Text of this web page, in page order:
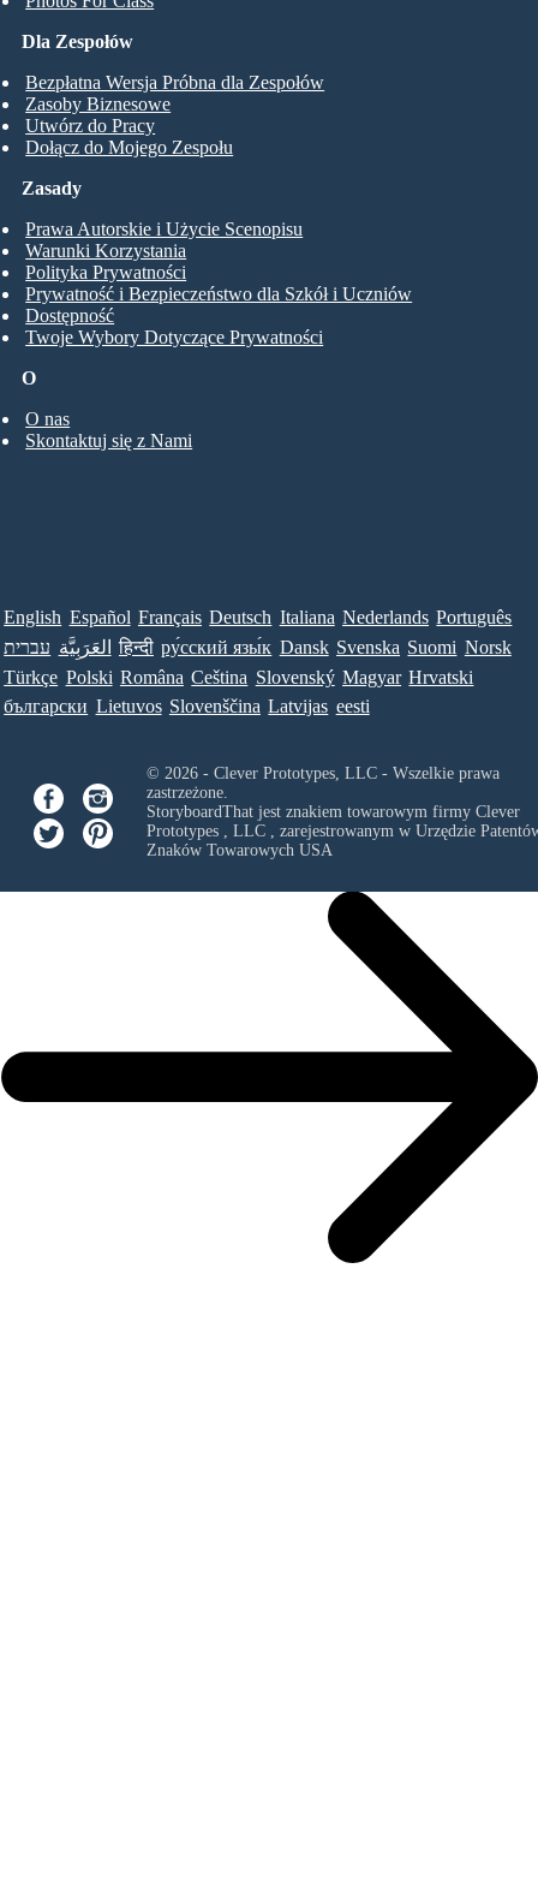
Dla Zespołów
Bezpłatna Wersja Próbna dla Zespołów
Zasoby Biznesowe
Utwórz do Pracy
Dołącz do Mojego Zespołu
O
O nas
Skontaktuj się z Nami
Zasady
Prawa Autorskie i Użycie Scenopisu
Warunki Korzystania
Polityka Prywatności
Prywatność i Bezpieczeństwo dla Szkół i Uczniów
Dostępność
Twoje Wybory Dotyczące Prywatności
English Español Français Deutsch Italiana Nederlands Português
עברית العَرَبِيَّة हिन्दी ру́сский язы́к Dansk Svenska Suomi Norsk
Türkçe Polski Româna Ceština Slovenský Magyar Hrvatski
български Lietuvos Slovenščina Latvijas eesti
© 2026 - Clever Prototypes, LLC - Wszelkie prawa
zastrzeżone.
StoryboardThat jest znakiem towarowym firmy Clever
Prototypes , LLC, zarejestrowanym w Urzędzie
Znaków Towarowych USA